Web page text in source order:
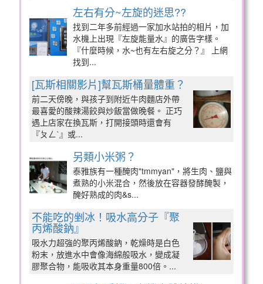
左右有分~左旋的迷思??
找到二年多前經過一家加水站拍的相片，加
水機上出現『左旋能量水』的廣告字樣。
『什麼時候，水~也有左右旋之分？』 上網
找到...
[瓦斯相關影片]幫瓦斯桶量體重？
前二天傍晚，與孩子到附近牛肉麵店外帶
最喜愛的酸辣湯餃與炒飯當做晚餐。 正巧
遇上店家在換瓦斯，打開接頭時還會有
『ㄆㄥˋ』或...
另類小米粥？
泰雅族有一種醃肉"tmmyan"，將生肉、鹽與
煮熟的小米混合，然後放在容器發酵醃製，
醃好熟成的肉&s...
不能吃的剉冰！吸水高分子『聚
丙烯酸鈉』
吸水力超強的聚丙烯酸鈉，乾燥時是白色
粉末，放進水中會像海綿般吸水，變成凝
膠聚合物，能吸收其本身重量800倍。...